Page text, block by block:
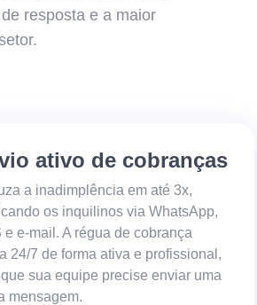
resposta e a maior
ativo de cobranças
a inadimplência em até 3x,
os inquilinos via WhatsApp,
e e-mail. A régua de cobrança
24/7 de forma ativa e profissional,
sua equipe precise enviar uma
mensagem.